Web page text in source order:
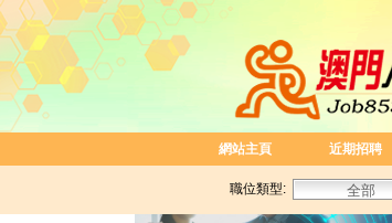
網站主頁 近期招聘
職位類型: